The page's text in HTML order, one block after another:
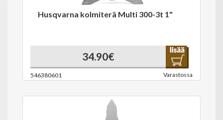
Husqvarna kolmiterä Multi 300-3t 1"
34.90€
546380601 Varastossa